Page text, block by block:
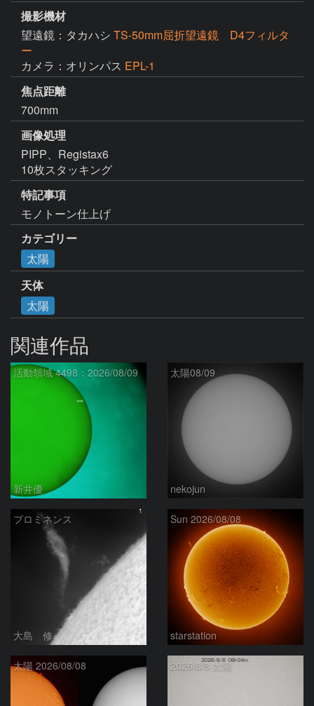
撮影機材
望遠鏡：タカハシ TS-50mm屈折望遠鏡 D4フィルタ
ー
カメラ：オリンパス EPL-1
焦点距離
700mm
画像処理
PIPP、Registax6
10枚スタッキング
特記事項
モノトーン仕上げ
カテゴリー
太陽
天体
太陽
関連作品
活動領域 4498：2026/08/09
新井優
太陽08/09
nekojun
プロミネンス
大島 修
Sun 2026/08/08
starstation
太陽 2026/08/08 2026/8/8 太陽